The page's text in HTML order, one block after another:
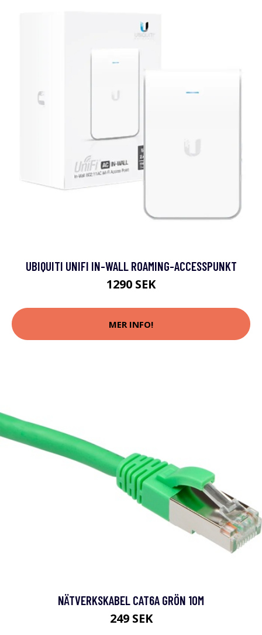
UBIQUITI UNIFI IN-WALL ROAMING-ACCESSPUNKT
1290 SEK
MER INFO!
NÄTVERKSKABEL CAT6A GRÖN 10M
249 SEK